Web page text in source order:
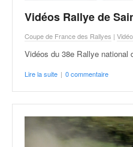
Vidéos Rallye de
Coupe de France des Rallyes |
Vidéos du 38e Rallye national
Lire la suite | 0 commentaire